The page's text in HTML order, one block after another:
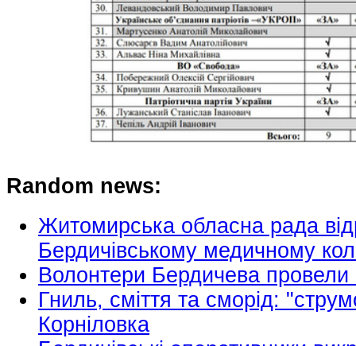
Random news:
Житомирська обласна рада
Бердичівському медичному
Волонтери Бердичева
Гниль, сміття та сморід:
Корніловка